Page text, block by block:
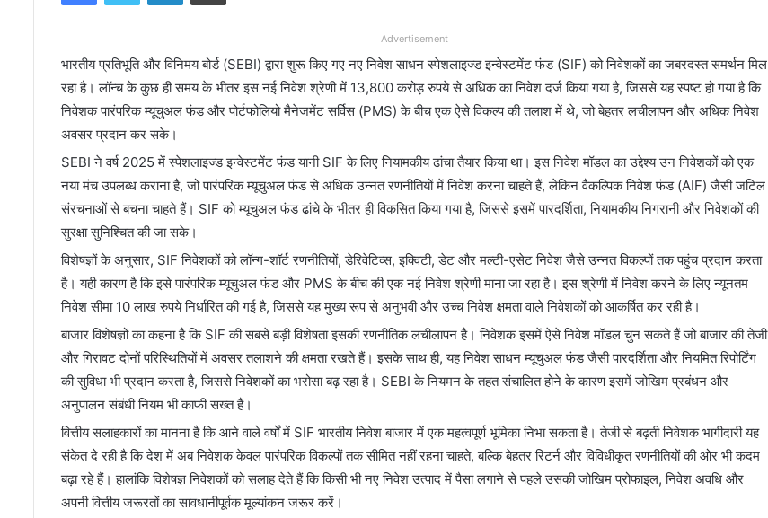
Advertisement
भारतीय प्रतिभूति और विनिमय बोर्ड (SEBI) द्वारा शुरू किए गए नए निवेश साधन स्पेशलाइज्ड इन्वेस्टमेंट फंड (SIF) को निवेशकों का जबरदस्त समर्थन मिल
रहा है। लॉन्च के कुछ ही समय के भीतर इस नई निवेश श्रेणी में 13,800 करोड़ रुपये से अधिक का निवेश दर्ज किया गया है, जिससे यह स्पष्ट हो गया है कि
निवेशक पारंपरिक म्यूचुअल फंड और पोर्टफोलियो मैनेजमेंट सर्विस (PMS) के बीच एक ऐसे विकल्प की तलाश में थे, जो बेहतर लचीलापन और अधिक निवेश
अवसर प्रदान कर सके।
SEBI ने वर्ष 2025 में स्पेशलाइज्ड इन्वेस्टमेंट फंड यानी SIF के लिए नियामकीय ढांचा तैयार किया था। इस निवेश मॉडल का उद्देश्य उन निवेशकों को एक
नया मंच उपलब्ध कराना है, जो पारंपरिक म्यूचुअल फंड से अधिक उन्नत रणनीतियों में निवेश करना चाहते हैं, लेकिन वैकल्पिक निवेश फंड (AIF) जैसी जटिल
संरचनाओं से बचना चाहते हैं। SIF को म्यूचुअल फंड ढांचे के भीतर ही विकसित किया गया है, जिससे इसमें पारदर्शिता, नियामकीय निगरानी और निवेशकों की
सुरक्षा सुनिश्चित की जा सके।
विशेषज्ञों के अनुसार, SIF निवेशकों को लॉन्ग-शॉर्ट रणनीतियों, डेरिवेटिव्स, इक्विटी, डेट और मल्टी-एसेट निवेश जैसे उन्नत विकल्पों तक पहुंच प्रदान करता
है। यही कारण है कि इसे पारंपरिक म्यूचुअल फंड और PMS के बीच की एक नई निवेश श्रेणी माना जा रहा है। इस श्रेणी में निवेश करने के लिए न्यूनतम
निवेश सीमा 10 लाख रुपये निर्धारित की गई है, जिससे यह मुख्य रूप से अनुभवी और उच्च निवेश क्षमता वाले निवेशकों को आकर्षित कर रही है।
बाजार विशेषज्ञों का कहना है कि SIF की सबसे बड़ी विशेषता इसकी रणनीतिक लचीलापन है। निवेशक इसमें ऐसे निवेश मॉडल चुन सकते हैं जो बाजार की तेजी
और गिरावट दोनों परिस्थितियों में अवसर तलाशने की क्षमता रखते हैं। इसके साथ ही, यह निवेश साधन म्यूचुअल फंड जैसी पारदर्शिता और नियमित रिपोर्टिंग
की सुविधा भी प्रदान करता है, जिससे निवेशकों का भरोसा बढ़ रहा है। SEBI के नियमन के तहत संचालित होने के कारण इसमें जोखिम प्रबंधन और
अनुपालन संबंधी नियम भी काफी सख्त हैं।
वित्तीय सलाहकारों का मानना है कि आने वाले वर्षों में SIF भारतीय निवेश बाजार में एक महत्वपूर्ण भूमिका निभा सकता है। तेजी से बढ़ती निवेशक भागीदारी यह
संकेत दे रही है कि देश में अब निवेशक केवल पारंपरिक विकल्पों तक सीमित नहीं रहना चाहते, बल्कि बेहतर रिटर्न और विविधीकृत रणनीतियों की ओर भी कदम
बढ़ा रहे हैं। हालांकि विशेषज्ञ निवेशकों को सलाह देते हैं कि किसी भी नए निवेश उत्पाद में पैसा लगाने से पहले उसकी जोखिम प्रोफाइल, निवेश अवधि और
अपनी वित्तीय जरूरतों का सावधानीपूर्वक मूल्यांकन जरूर करें।